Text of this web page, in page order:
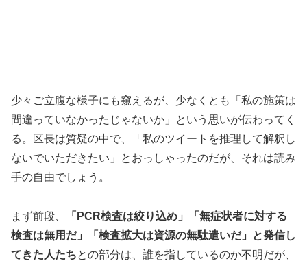
少々ご立腹な様子にも窺えるが、少なくとも「私の施策は
間違っていなかったじゃないか」という思いが伝わってく
る。区長は質疑の中で、「私のツイートを推理して解釈し
ないでいただきたい」とおっしゃったのだが、それは読み
手の自由でしょう。
まず前段、
「PCR検査は絞り込め」「無症状者に対する
検査は無用だ」「検査拡大は資源の無駄遣いだ」と発信し
てきた人たちとの部分は、誰を指しているのか不明だが、